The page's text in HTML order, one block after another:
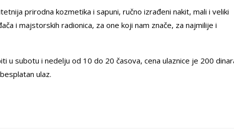
prirodna kozmetika i sapuni, ručno izrađeni nakit, mali i veliki
i majstorskih radionica, za one koji nam znače, za najmilije i
u subotu i nedelju od 10 do 20 časova, cena ulaznice je 200
ulaz.